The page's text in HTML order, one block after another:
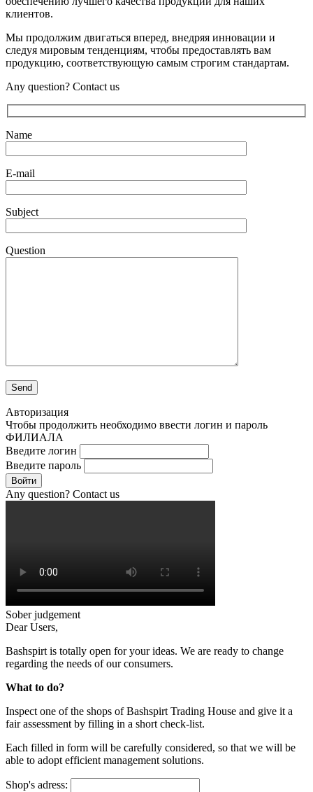
клиентов.
Мы продолжим двигаться вперед, внедряя инновации и
следуя мировым тенденциям, чтобы предоставлять вам
продукцию, соответствующую самым строгим стандартам.
Any question? Contact us
Name
E-mail
Subject
Question
Авторизация
Чтобы продолжить необходимо ввести логин и пароль
ФИЛИАЛА
Введите логин
Введите пароль
Войти
Any question? Contact us
Sober judgement
Dear Users,
Bashspirt is totally open for your ideas. We are ready to change
regarding the needs of our consumers.
What to do?
Inspect one of the shops of Bashspirt Trading House and give it a
fair assessment by filling in a short check-list.
Each filled in form will be carefully considered, so that we will be
able to adopt efficient management solutions.
Shop's adress: